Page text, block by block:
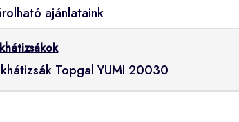
ajánlataink
Topgal YUMI 20030